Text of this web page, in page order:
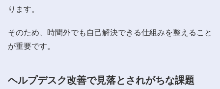
ります。
そのため、時間外でも自己解決できる仕組みを整えること
が重要です。
ヘルプデスク改善で見落とされがちな課題